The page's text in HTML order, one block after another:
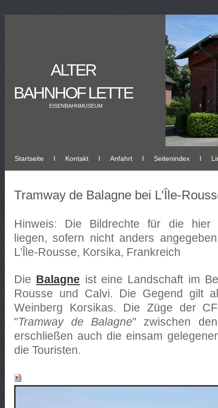
ALTER
BAHNHOF LETTE
EISENBAHNMUSEUM
Startseite Ι Kontakt Ι Anfahrt Ι Seitenindex Ι
Tramway de Balagne bei L'Île-
Hinweis: Die Bildrechte für die hier
liegen, sofern nicht anders
L’Île-Rousse, Korsika, Frankreich
Die Balagne ist eine Landschaft im
Rousse und Calvi. Die Gegend gilt
Weinberg Korsikas. Die Züge der
"Tramway de Balagne" zwischen
erschließen auch die einsam
die Touristen.